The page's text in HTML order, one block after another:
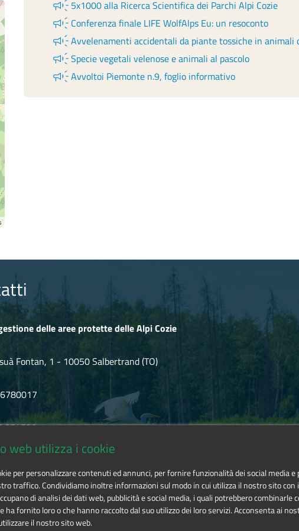
campaign 5x1000 alla Ricerca Scientifica dei Parchi Alpi Cozie
campaign Conferenza finale LIFE WolfAlps Eu: un resoconto
campaignAvvelenamenti accidentali da piante tossiche in
campaignSpecie vegetali velenose e animali al pascolo
campaignAvvoltoi Piemonte n.9, foglio informativo
delle aree protette delle Alpi Cozie
Fontan, 1 - 10050 Salbertrand (TO)
web utilizza i cookie
per personalizzare contenuti ed annunci, per fornire funzionalità dei social media e
traffico. Condividiamo inoltre informazioni sul modo in cui utilizza il nostro sito con
di analisi dei dati web, pubblicità e social media, i quali potrebbero combinarle
ha fornito loro o che hanno raccolto dal suo utilizzo dei loro servizi. Acconsenta ai
il nostro sito web.